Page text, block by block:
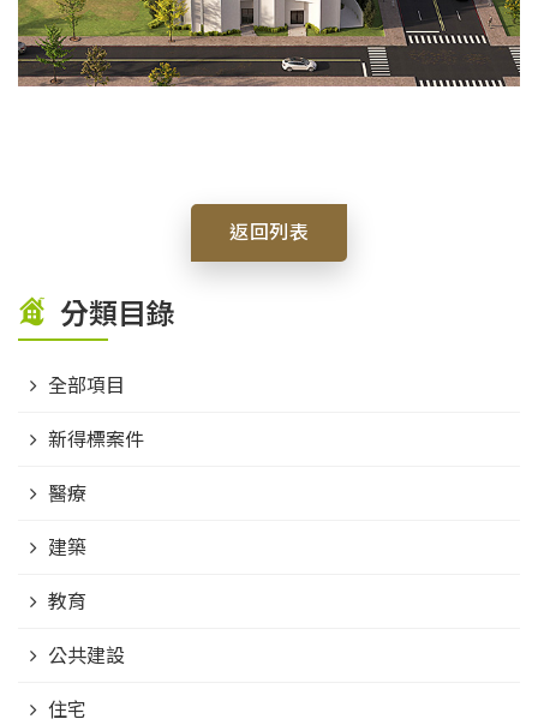
返回列表
分類目錄
全部項目
新得標案件
醫療
建築
教育
公共建設
住宅